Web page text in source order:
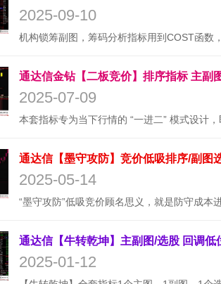
2025-09-10
2025-07-09
2025-05-14
2025-01-12